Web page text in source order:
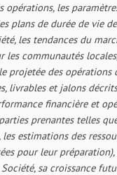
opérations, les
plans de durée de vie
les tendances du
les communautés
projetée des opérations
livrables et jalons
financière et
prenantes telles
estimations des
pour leur
sa croissance